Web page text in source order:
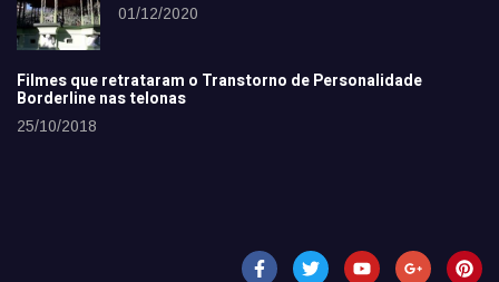
01/12/2020
Filmes que retrataram o Transtorno de Personalidade
Borderline nas telonas
25/10/2018